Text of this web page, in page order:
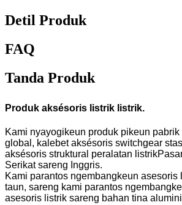
Detil Produk
FAQ
Tanda Produk
Produk aksésoris listrik listrik.
Kami nyayogikeun produk pikeun
global, kalebet aksésoris switchgear
aksésoris struktural peralatan listrik
Serikat sareng Inggris.
Kami parantos ngembangkeun asesoris
taun, sareng kami parantos
asesoris listrik sareng bahan tina